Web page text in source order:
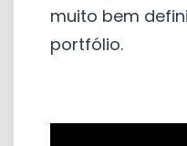
muito bem
portfólio.